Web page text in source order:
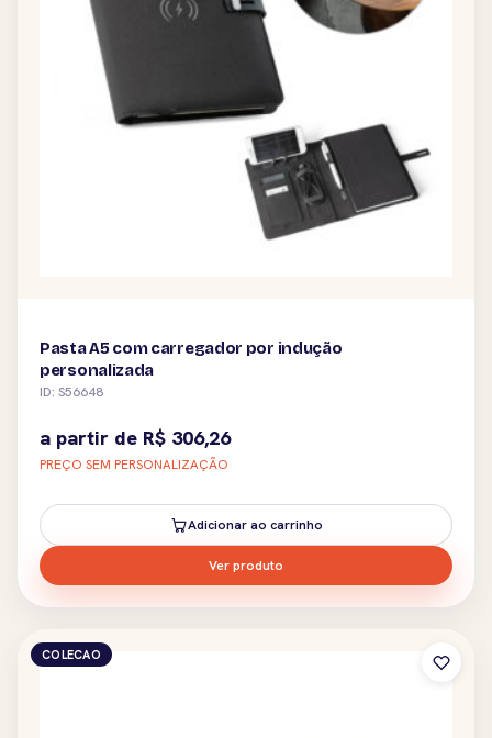
Pasta A5 com carregador por indução
personalizada
ID: S56648
a partir de R$ 306,26
PREÇO SEM PERSONALIZAÇÃO
Adicionar ao carrinho
Ver produto
COLECAO